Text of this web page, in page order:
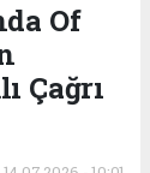
Of
Çağrı